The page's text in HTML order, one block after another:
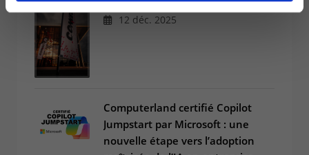
12 déc. 2025
Computerland certifié Copilot
Jumpstart par Microsoft : une
nouvelle étape vers l’adoption